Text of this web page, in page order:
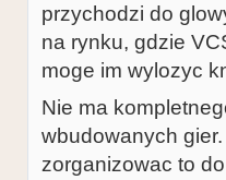
przychodzi do
na rynku, gdzie
moge im wylozyc
Nie ma
wbudowanych
zorganizowac to